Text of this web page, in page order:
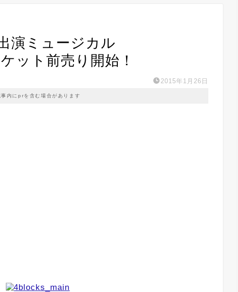
演ミュージカル
ット前売り開始！
2015年1月26日
事内にprを含む場合があります